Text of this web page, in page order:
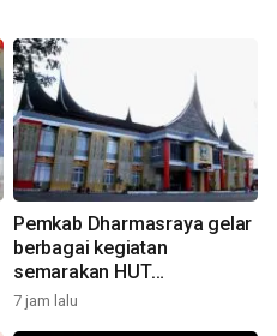
Pemkab Dharmasraya gelar
berbagai kegiatan
semarakan HUT
kemerdekaan
7 jam lalu